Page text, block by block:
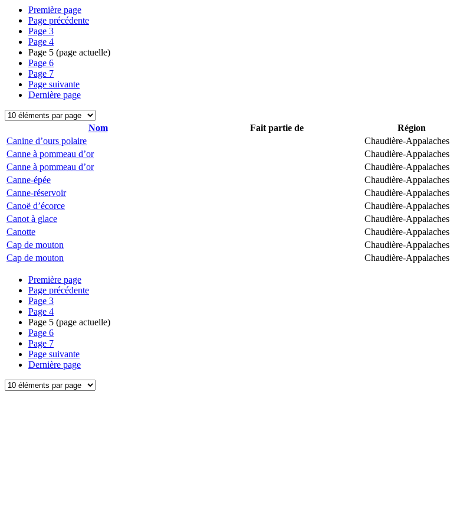
Première page
Page précédente
Page 3
Page 4
Page 5 (page actuelle)
Page 6
Page 7
Page suivante
Dernière page
Nom Fait partie de Région
Canine d’ours polaire
Chaudière-Appalaches
Canne à pommeau d’or
Chaudière-Appalaches
Canne à pommeau d’or
Chaudière-Appalaches
Canne-épée
Chaudière-Appalaches
Canne-réservoir
Chaudière-Appalaches
Canoë d’écorce
Chaudière-Appalaches
Canot à glace
Chaudière-Appalaches
Canotte
Chaudière-Appalaches
Cap de mouton
Chaudière-Appalaches
Cap de mouton
Chaudière-Appalaches
Première page
Page précédente
Page 3
Page 4
Page 5 (page actuelle)
Page 6
Page 7
Page suivante
Dernière page